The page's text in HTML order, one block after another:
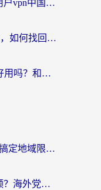
别再被地区限制卡哭！海外用户vpn中国下载全攻略，无缝刷剧办公社交
App Store VPN 推荐：在海外，如何找回那扇回家的“任意门”？
海外党实测：雷神手游VPN好用吗？和闪电VPN对比哪个回国效果更好？附小众工具深度测评
咪咕在海外怎么看直播？3步搞定地域限制，还能畅看腾讯视频与国内热剧
迪拜网络为什么微信不能视频？海外党必看的回国加速全攻略